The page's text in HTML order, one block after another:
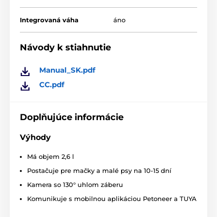
objem 2,6 l
Vystačí pre mačky a malé psy na 10-15 dní
Komunikuje s mobilnými aplikáciami Petoneer aj
Napájaný elektrinou a
balenia)
Integrovaná váha áno
Návody k stiahnutie
Manual_SK.pdf
CC.pdf
Doplňujúce informácie
Výhody
Má objem 2,6 l
Postačuje pre mačky a malé psy na 10-15 dní
Kamera so 130° uhlom záberu
Komunikuje s mobilnou aplikáciou Petoneer a TUYA